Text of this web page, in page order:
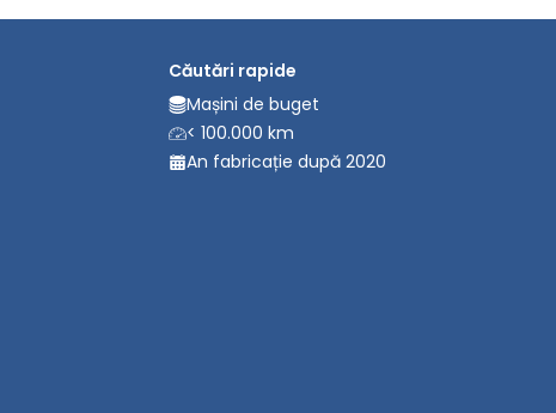
Căutări rapide
Mașini de buget
< 100.000 km
An fabricație după 2020